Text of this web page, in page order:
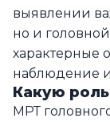
выявлении
но и
характерные
наблюдение
Какую
МРТ